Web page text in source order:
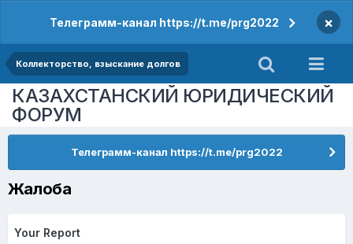
Телеграмм-канал https://t.me/prg2022 ×
Коллекторство, взыскание долгов
КАЗАХСТАНСКИЙ ЮРИДИЧЕСКИЙ
ФОРУМ
Телеграмм-канал https://t.me/prg2022
Жалоба
Your Report